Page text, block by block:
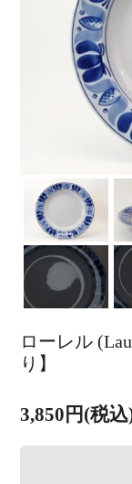
ローレル
り】
3,850円(税込